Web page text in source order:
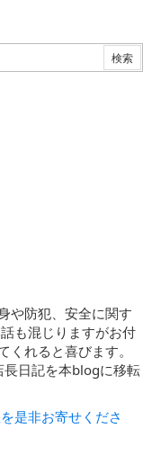
や防犯、安全に関す
も混じりますがお付
くれると喜びます。
日記を本blogに移転
是非お寄せくださ